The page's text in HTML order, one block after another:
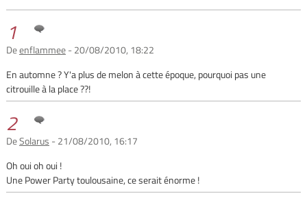
1
Deenflammee- 20/08/2010, 18:22
En automne ? Y'a plus de melon à cette époque, pourquoi pas une
citrouille à la place ??!
2
DeSolarus - 21/08/2010, 16:17
Oh oui oh oui !
Une Power Party toulousaine, ce serait énorme !